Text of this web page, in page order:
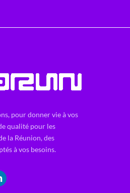
pour donner vie à vos
qualité pour les
la Réunion, des
à vos besoins.